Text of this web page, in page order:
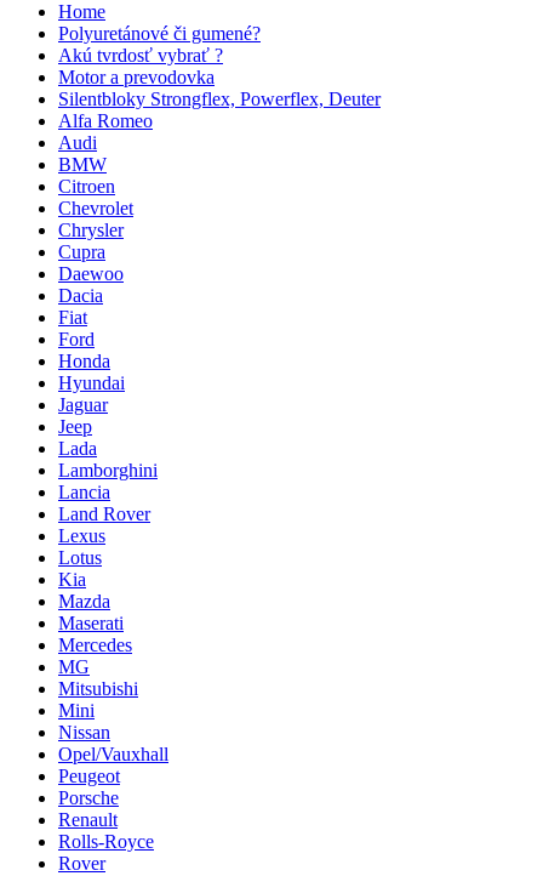
Home
Polyuretánové či gumené?
Akú tvrdosť vybrať ?
Motor a prevodovka
Silentbloky Strongflex, Powerflex, Deuter
Alfa Romeo
Audi
BMW
Citroen
Chevrolet
Chrysler
Cupra
Daewoo
Dacia
Fiat
Ford
Honda
Hyundai
Jaguar
Jeep
Lada
Lamborghini
Lancia
Land Rover
Lexus
Lotus
Kia
Mazda
Maserati
Mercedes
MG
Mitsubishi
Mini
Nissan
Opel/Vauxhall
Peugeot
Porsche
Renault
Rolls-Royce
Rover